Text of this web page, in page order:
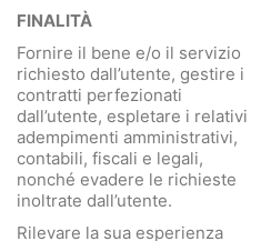
FINALITÀ
Fornire il bene e/o il servizio
richiesto dall’utente, gestire i
contratti perfezionati
dall’utente, espletare i relativi
adempimenti amministrativi,
contabili, fiscali e legali,
nonché evadere le richieste
inoltrate dall’utente.
Rilevare la sua esperienza